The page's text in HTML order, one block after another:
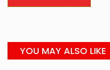
YOU MAY ALSO LIKE